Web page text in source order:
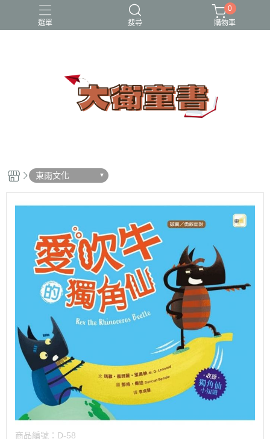
選單 搜尋
小牛頓科學讚 百科
0
購物車
東雨文化
商品編號： D-58